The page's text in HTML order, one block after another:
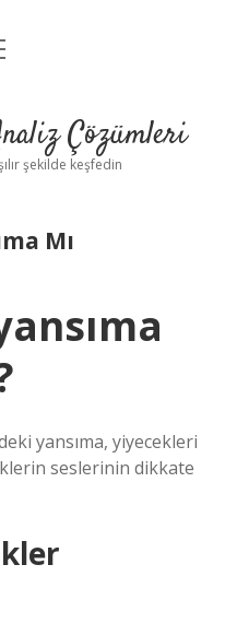
Çözümleri
şekilde keşfedin
Mı
yansıma, yiyecekleri
seslerinin dikkate